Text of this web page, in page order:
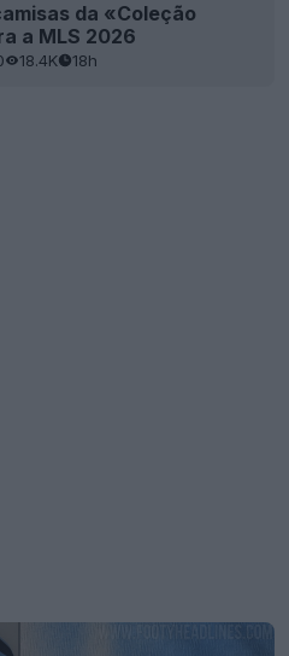
da «Coleção
a MLS 2026
18.4K 18h